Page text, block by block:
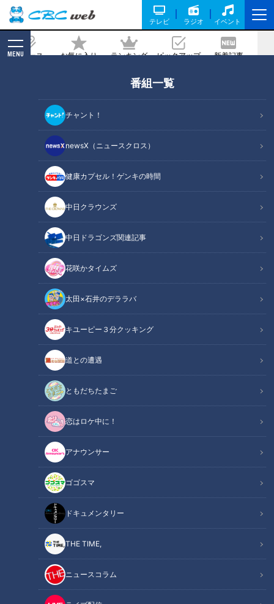
テレビ ラジオ イベント
ニュース お気に入り ランキング ピックアップ 新着記事
MENU
番組一覧
チャント！
newsX（ニュースクロス）
健康カプセル！ゲンキの時間
中日クラウンズ
中日ドラゴンズ関連記事
花咲かタイムズ
太田×石井のデララバ
キユーピー３分クッキング
道との遭遇
ともだちたまご
恋はロケ中に！
アナウンサー
ゴゴスマ
ドキュメンタリー
THE TIME,
ニュースコラム
２年でどれだけ増えた？～CBCテレビ
定期配信型ドキュメンタリー「ピエロと
呼ばれた息子」第５３話
2022/05/04 19:00
ドキュメンタリー
ピエロと呼ばれた息子
皮膚の難病『道化師様魚鱗癬』と闘う濵口賀久くん（５）。
２０２０年春に取材を開始して2年が経過しました。
今回は賀久くんの体重の変化について紹介します。
賀久くんは剥がれ落ちる皮膚に栄養を多くとられてしまうた
め、体重がなかなか増えません。
魚鱗癬は皮膚が乾燥して、うろこ状になり、剥がれ落ちる病気
で、中でも道化師様魚鱗癬は症状が最も重く、国内では、30
万人に1人と言われている難病です。
この配信は、道化師様魚鱗癬（どうけしようぎょりんせん）と
闘う賀久くんを追った定期配信型ドキュメンタリーです。